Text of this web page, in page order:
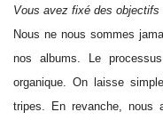
Vous avez fixé des objectifs
Nous ne nous sommes
nos albums. Le
organique. On laisse
tripes. En revanche, nous